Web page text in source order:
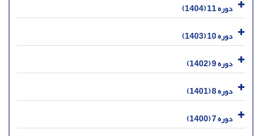
دوره 11 (1404)
دوره 10 (1403)
دوره 9 (1402)
دوره 8 (1401)
دوره 7 (1400)